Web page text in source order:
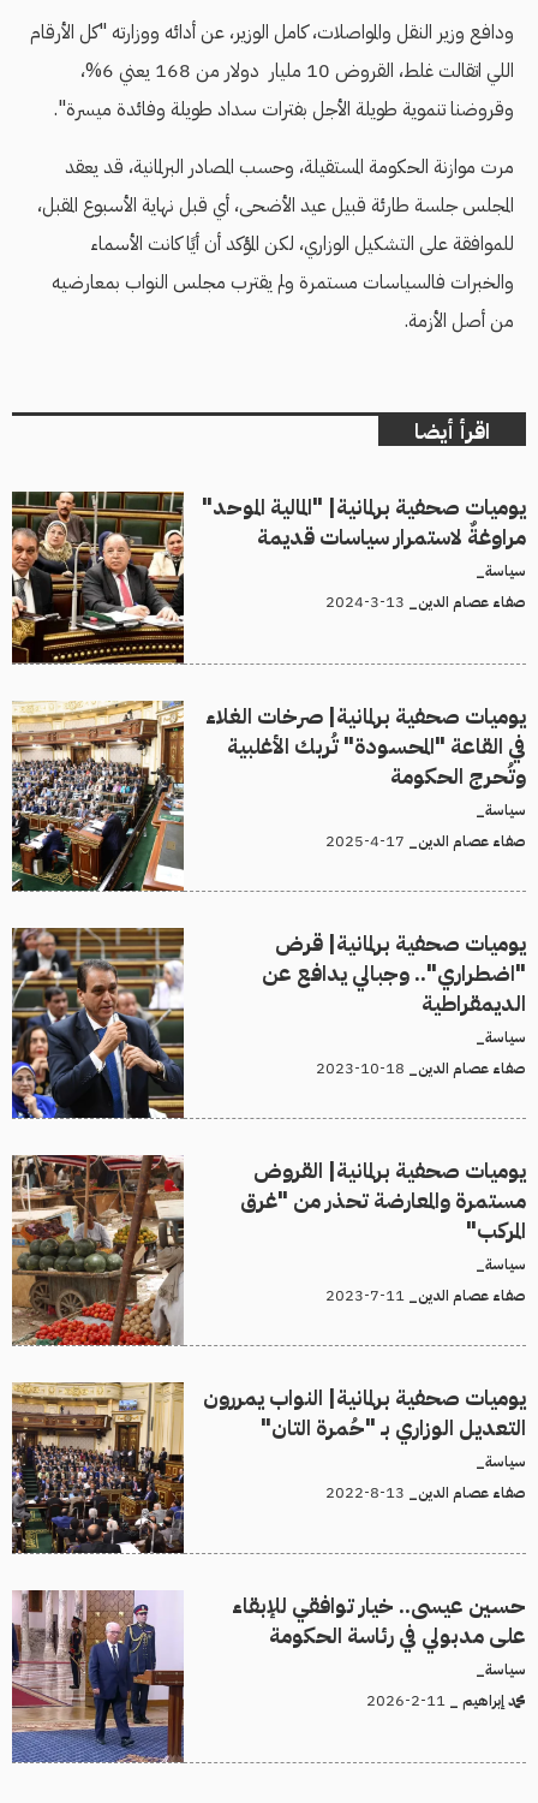
ودافع وزير النقل والمواصلات، كامل الوزير، عن أدائه ووزارته "كل الأرقام
اللي اتقالت غلط، القروض 10 مليار دولار من 168 يعني 6%،
وقروضنا تنموية طويلة الأجل بفترات سداد طويلة وفائدة ميسرة".
مرت موازنة الحكومة المستقيلة، وحسب المصادر البرلمانية، قد يعقد
المجلس جلسة طارئة قبيل عيد الأضحى، أي قبل نهاية الأسبوع المقبل،
للموافقة على التشكيل الوزاري، لكن المؤكد أن أيًا كانت الأسماء
والخبرات فالسياسات مستمرة ولم يقترب مجلس النواب بمعارضيه
من أصل الأزمة.
اقرأ أيضا
يوميات صحفية برلمانية| "المالية الموحد"
مراوغةٌ لاستمرار سياسات قديمة
سياسة_
صفاء عصام الدين_
يوميات صحفية برلمانية| صرخات الغلاء
في القاعة "المحسودة" تُربك الأغلبية
وتُحرج الحكومة
سياسة_
صفاء عصام الدين_
يوميات صحفية برلمانية| قرض
"اضطراري".. وجبالي يدافع عن
الديمقراطية
سياسة_
صفاء عصام الدين_
يوميات صحفية برلمانية| القروض
مستمرة والمعارضة تحذر من "غرق
المركب"
سياسة_
صفاء عصام الدين_
يوميات صحفية برلمانية| النواب يمررون
التعديل الوزاري بـ "حُمرة التان"
سياسة_
صفاء عصام الدين_
حسين عيسى.. خيار توافقي للإبقاء
على مدبولي في رئاسة الحكومة
سياسة_
محمد إبراهيم _